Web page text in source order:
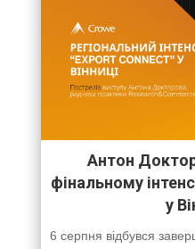
Антон
фінальному
у
6 серпня відбувся